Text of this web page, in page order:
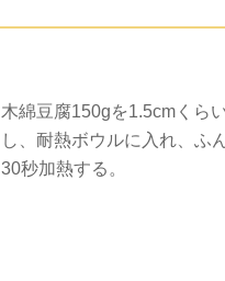
木綿豆腐150gを1.5cmくら
し、耐熱ボウルに入れ、ふ
30秒加熱する。